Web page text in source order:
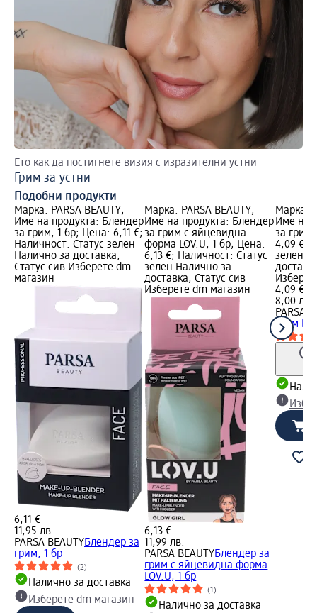
Ето как да постигнете визия с изразителни устни
Грим за устни
Подобни продукти
Марка: PARSA BEAUTY;
Име на продукта: Блендер
за грим, 1 бр; Цена: 6,11 €;
Наличност: Статус зелен
Налично за доставка,
Статус сив Изберете dm
магазин
6,11 €
11,95 лв.
PARSA BEAUTYБлендер за
грим, 1 бр
(2)
Налично за доставка
Изберете dm магазин
Марка: PARSA BEAUTY;
Име на продукта: Блендер
за грим с яйцевидна
форма LOV.U, 1 бр; Цена:
6,13 €; Наличност: Статус
зелен Налично за
доставка, Статус сив
Изберете dm магазин
6,13 €
11,99 лв.
PARSA BEAUTYБлендер за
грим с яйцевидна форма
LOV.U, 1 бр
(1)
Налично за доставка
Марка:
Име на
за грим
4,09 €;
зелен
4,09 €
8,00 лв.
PARSA
грим